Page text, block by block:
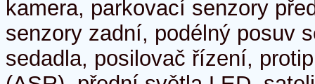
kamera, parkovací senzory
senzory zadní, podélný posuv
sedadla, posilovač řízení,